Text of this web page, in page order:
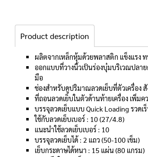
Product description
ผลิตจากเหล็กหุ้มด้วยพลาสติก แข็งแรง
ออกแบบที่วางนิ้วเป็นร่องบุ๋มบริเวณปลา
มือ
ช่องสำหรับดูปริมาณลวดเย็บที่ตัวเครื่อง สั
ที่ถอนลวดเย็บในตัวด้านท้ายเครื่อง เพิ่ม
บรรจุลวดเย็บแบบ Quick Loading รวดเ
ใช้กับลวดเย็บเบอร์ : 10 (27/4.8)
แนะนำใช้ลวดเย็บเบอร์ : 10
บรรจุลวดเย็บได้ : 2 แถว (50-100 เข็ม)
เย็บกระดาษได้หนา : 15 แผ่น (80 แกรม)